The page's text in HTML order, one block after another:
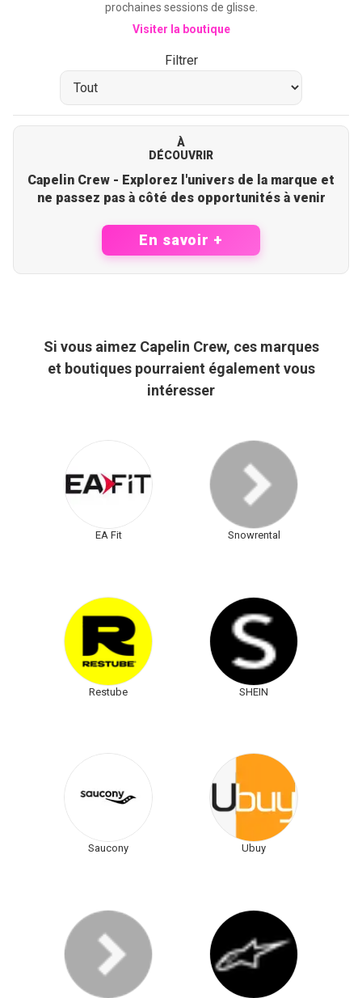
prochaines sessions de glisse.
Visiter la boutique
Filtrer
À
DÉCOUVRIR
Capelin Crew - Explorez l'univers de la marque et
ne passez pas à côté des opportunités à venir
En savoir +
Si vous aimez Capelin Crew, ces marques
et boutiques pourraient également vous
intéresser
EA Fit Snowrental
Restube SHEIN
Saucony Ubuy